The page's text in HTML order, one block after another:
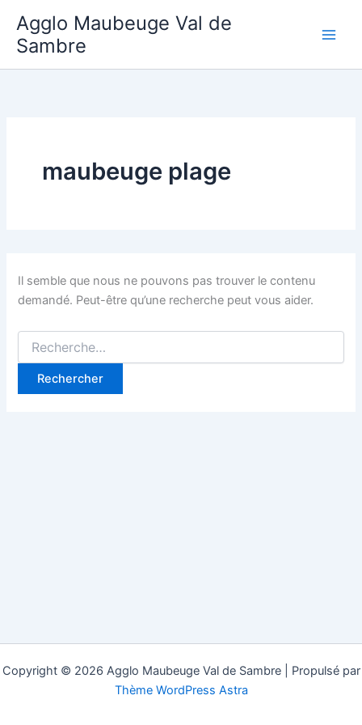
contenu
Agglo Maubeuge Val de
Sambre
maubeuge plage
Il semble que nous ne pouvons pas trouver le contenu
demandé. Peut-être qu’une recherche peut vous aider.
Rechercher :
Copyright © 2026 Agglo Maubeuge Val de Sambre | Propulsé par
Thème WordPress Astra